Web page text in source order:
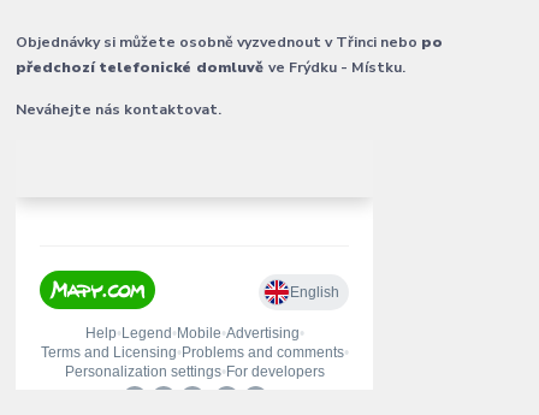
Objednávky si můžete osobně vyzvednout v Třinci nebo po
předchozí telefonické domluvěve Frýdku - Místku.
Neváhejte nás kontaktovat.